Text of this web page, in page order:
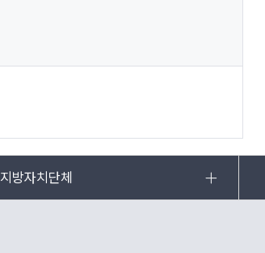
지방자치단체